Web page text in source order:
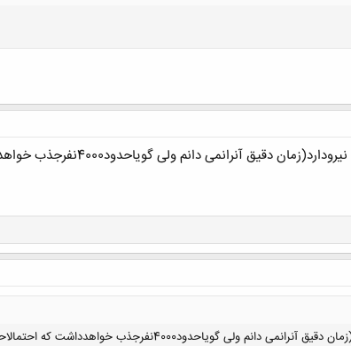
سلام دوست عزیزآنطوری که اخیرامطلع شده ام امسال وزارت
سلام دوست عزیزآنطوری که اخیرامطلع شده ام امسال وزارت نیروآزمون جذب نیرودارد(زمان دقیق